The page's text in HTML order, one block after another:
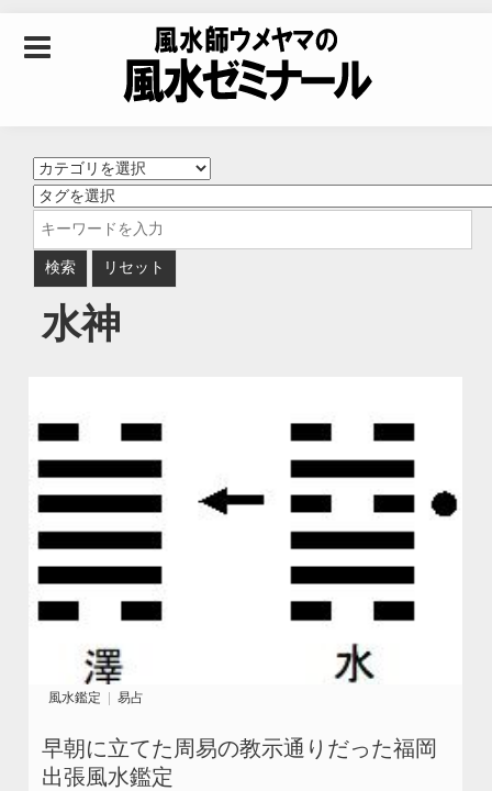
風水師ウメヤマの風
水ゼミナール｜風水
学・四柱推命学・易
学を合わせた立命講
水神
風水鑑定 易占
早朝に立てた周易の教示通りだった福岡
出張風水鑑定